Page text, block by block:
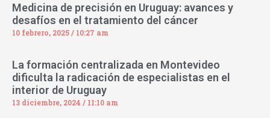
Medicina de precisión en Uruguay: avances y
desafíos en el tratamiento del cáncer
10 febrero, 2025 10:27 am
La formación centralizada en Montevideo
dificulta la radicación de especialistas en el
interior de Uruguay
13 diciembre, 2024 11:10 am